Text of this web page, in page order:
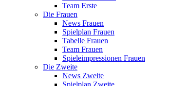
Team Erste
Die Frauen
News Frauen
Spielplan Frauen
Tabelle Frauen
Team Frauen
Spieleimpressionen Frauen
Die Zweite
News Zweite
Spielplan Zweite